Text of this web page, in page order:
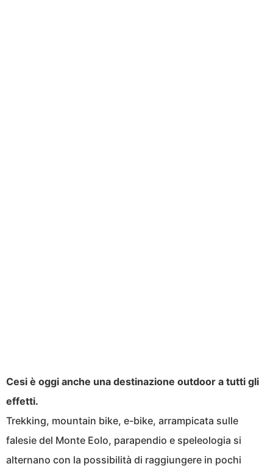
Cesi è oggi anche una destinazione outdoor a tutti gli
effetti.
Trekking, mountain bike, e-bike, arrampicata sulle
falesie del Monte Eolo, parapendio e speleologia si
alternano con la possibilità di raggiungere in pochi